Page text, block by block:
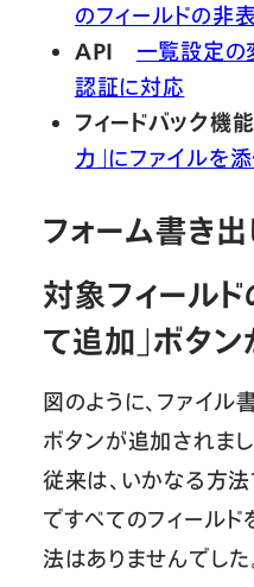
のフィールドの非
API
一覧設定の
認証に対応
フィードバック機能
力」にファイルを
フォーム書き出
対象フィール
て追加」ボタ
図のように、ファイル
ボタンが追加されまし
従来は、いかなる方
ですべてのフィール
法はありませんでした